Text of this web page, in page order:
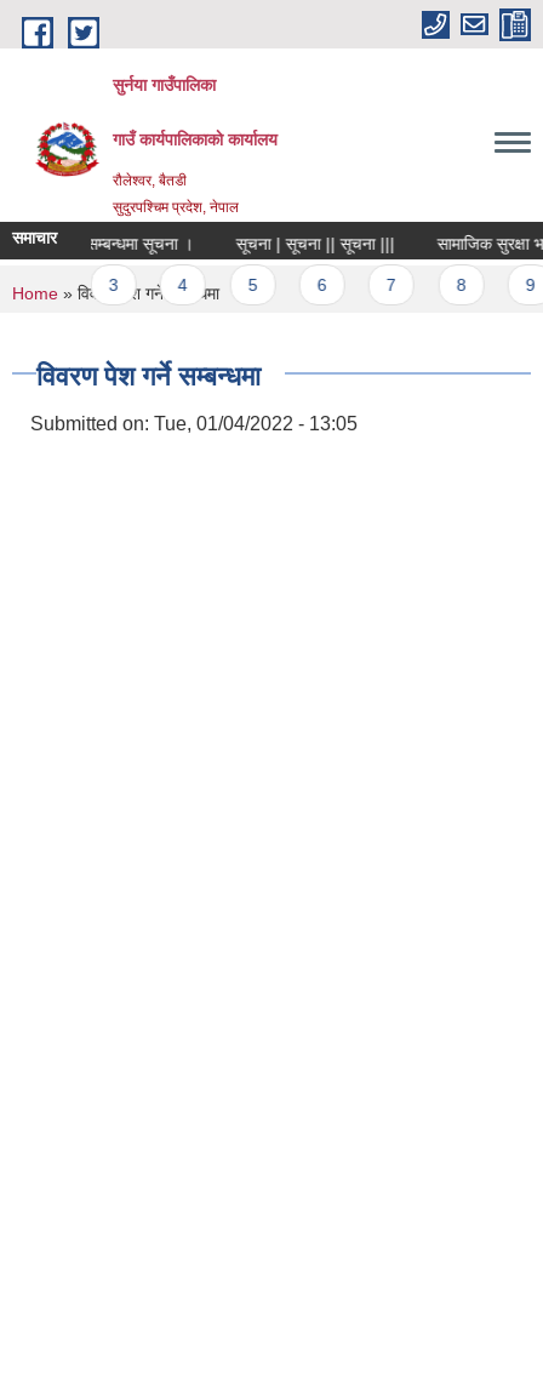
Skip to main content
सुर्नया गाउँपालिका
गाउँ कार्यपालिकाकाे कार्यालय
रौलेश्वर, बैतडी
सुदुरपश्चिम प्रदेश, नेपाल
समाचारसूची सम्बन्धमा सूचना । सूचना | सूचना || सूचना ||| सामाजिक सुरक्षा
3 4 5 6 7 8 9
You are here
Home » विवरण पेश गर्ने सम्बन्धमा
विवरण पेश गर्ने सम्बन्धमा
Submitted on: Tue, 01/04/2022 - 13:05